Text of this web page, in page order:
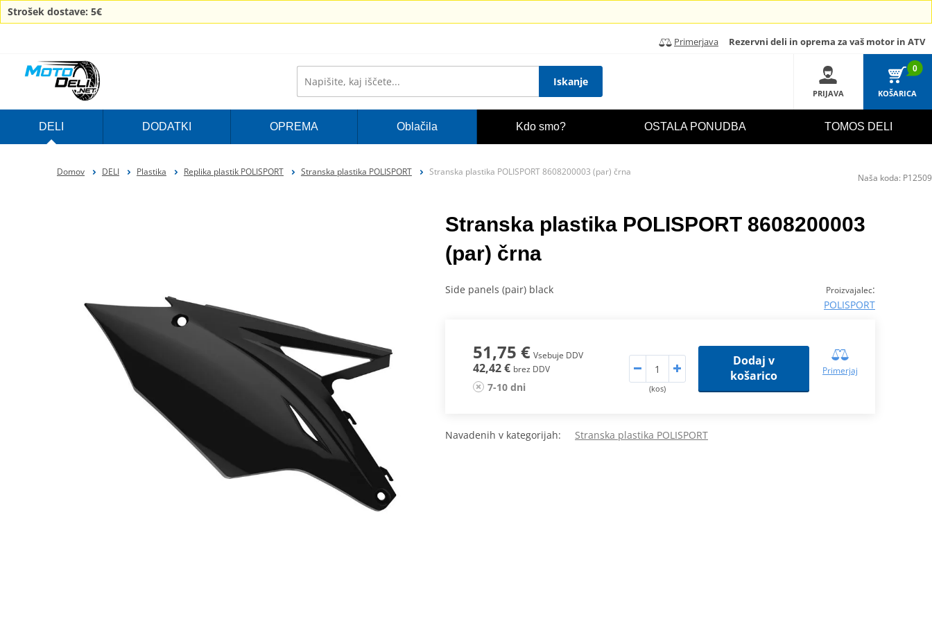
Strošek dostave: 5€
Primerjava Rezervni deli in oprema za vaš motor in ATV
Iskanje
PRIJAVA
0
KOŠARICA
DELI DODATKI OPREMA Oblačila Kdo smo? OSTALA PONUDBA TOMOS DELI
Domov DELI Plastika Replika plastik POLISPORT Stranska plastika POLISPORT Stranska plastika POLISPORT 8608200003 (par) črna
Stranska plastika POLISPORT 8608200003
(par) črna
Proizvajalec:
POLISPORT
Side panels (pair) black
51,75 € Vsebuje DDV
42,42 € brez DDV
7-10 dni (kos)
Dodaj v
košarico
Primerjaj
Navadenih v kategorijah: Stranska plastika POLISPORT
Naša koda: P12509